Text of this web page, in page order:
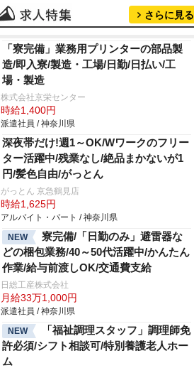
さらに見る
「寮完備」業務用プリンターの部品製
造/即入寮/製造・工場/日勤/日払い/工
場・製造
株式会社京栄センター
時給1,400円
派遣社員 / 神奈川県
深夜帯だけ!週1～OK/Wワークのフリー
ター活躍中/残業なし/絶品まかないが1
円/髪色自由/がっとん
がっとん 京急鶴見店
時給1,625円
アルバイト・パート / 神奈川県
NEW
寮完備/「日勤のみ」避雷器な
どの梱包業務/40～50代活躍中/かんたん
作業/給与前渡しOK/交通費支給
日総工産株式会社
月給33万1,000円
派遣社員 / 神奈川県
NEW
「福祉調理スタッフ」調理師免
許必須/シフト相談可/特別養護老人ホー
ム